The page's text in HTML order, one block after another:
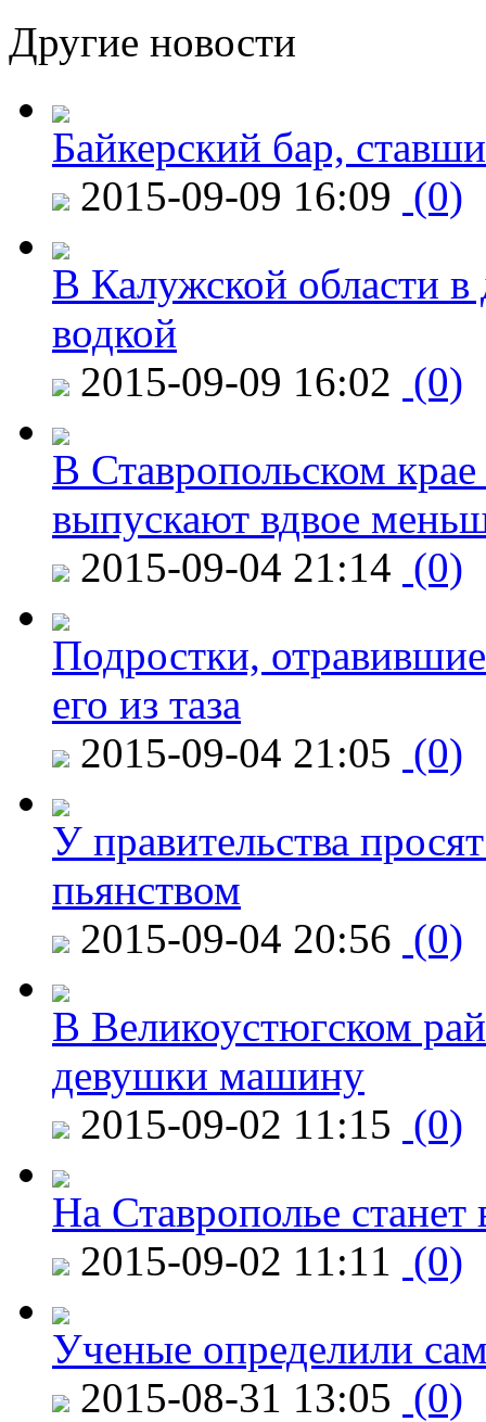
Другие новости
Байкерский бар,
2015-09-09 16:09 (0)
В Калужской области в
водкой
2015-09-09 16:02 (0)
В Ставропольском
выпускают вдвое
2015-09-04 21:14 (0)
Подростки,
его из таза
2015-09-04 21:05 (0)
У правительства
пьянством
2015-09-04 20:56 (0)
В Великоустюгском
девушки машину
2015-09-02 11:15 (0)
На Ставрополье
2015-09-02 11:11 (0)
Ученые определили
2015-08-31 13:05 (0)